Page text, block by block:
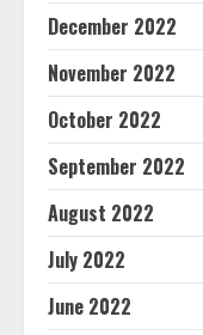
December 2022
November 2022
October 2022
September 2022
August 2022
July 2022
June 2022